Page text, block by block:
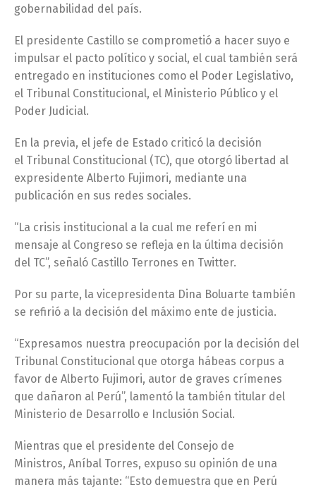
gobernabilidad del país.
El presidente Castillo se comprometió a hacer suyo e
impulsar el pacto político y social, el cual también será
entregado en instituciones como el Poder Legislativo,
el Tribunal Constitucional, el Ministerio Público y el
Poder Judicial.
En la previa, el jefe de Estado criticó la decisión
el Tribunal Constitucional (TC), que otorgó libertad al
expresidente Alberto Fujimori, mediante una
publicación en sus redes sociales.
“La crisis institucional a la cual me referí en mi
mensaje al Congreso se refleja en la última decisión
del TC”, señaló Castillo Terrones en Twitter.
Por su parte, la vicepresidenta Dina Boluarte también
se refirió a la decisión del máximo ente de justicia.
“Expresamos nuestra preocupación por la decisión del
Tribunal Constitucional que otorga hábeas corpus a
favor de Alberto Fujimori, autor de graves crímenes
que dañaron al Perú”, lamentó la también titular del
Ministerio de Desarrollo e Inclusión Social.
Mientras que el presidente del Consejo de
Ministros, Aníbal Torres, expuso su opinión de una
manera más tajante: “Esto demuestra que en Perú